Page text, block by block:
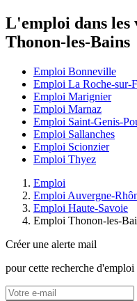
L'emploi dans les
Thonon-les-Bains
Emploi Bonneville
Emploi La Roche-sur-
Emploi Marignier
Emploi Marnaz
Emploi Saint-Genis-
Emploi Sallanches
Emploi Scionzier
Emploi Thyez
Emploi
Emploi Auvergne-
Emploi Haute-Savoie
Emploi Thonon-les-
Créer une alerte mail
pour cette recherche d'emploi